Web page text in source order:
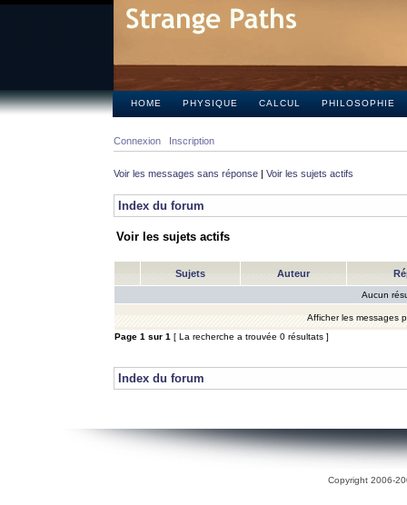
HOME PHYSIQUE CALCUL PHILOSOPHIE
Connexion Inscription
Voir les messages sans réponse | Voir les sujets actifs
Index du forum
Voir les sujets actifs
Sujets Auteur
Aucun
Afficher les messages
Page 1 sur 1 [ La recherche a trouvée 0 résultats ]
Index du forum
Copyright 2006-